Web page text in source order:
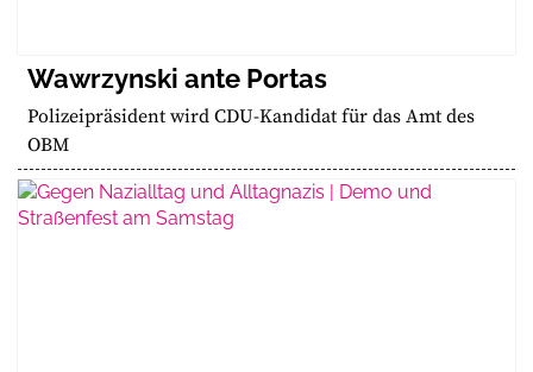
Wawrzynski ante Portas
Polizeipräsident wird CDU-Kandidat für das Amt des
OBM